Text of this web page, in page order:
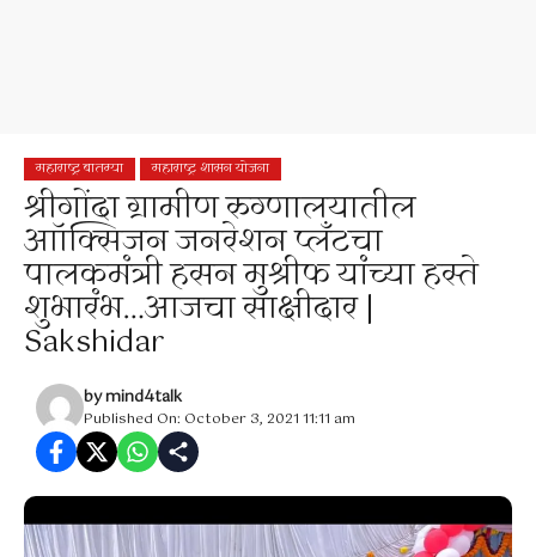
महाराष्ट्र बातम्या महाराष्ट्र शासन योजना
श्रीगोंदा ग्रामीण रुग्णालयातील
आॉक्सिजन जनरेशन प्लँटचा
पालकमंत्री हसन मुश्रीफ यांच्या हस्ते
शुभारंभ…आजचा साक्षीदार |
Sakshidar
bymind4talk
Published On: October 3, 2021 11:11 am